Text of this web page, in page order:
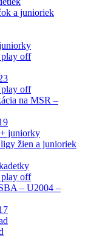
a junioriek
off
off
na MSR –
juniorky
žien a junioriek
off
– U2004 –